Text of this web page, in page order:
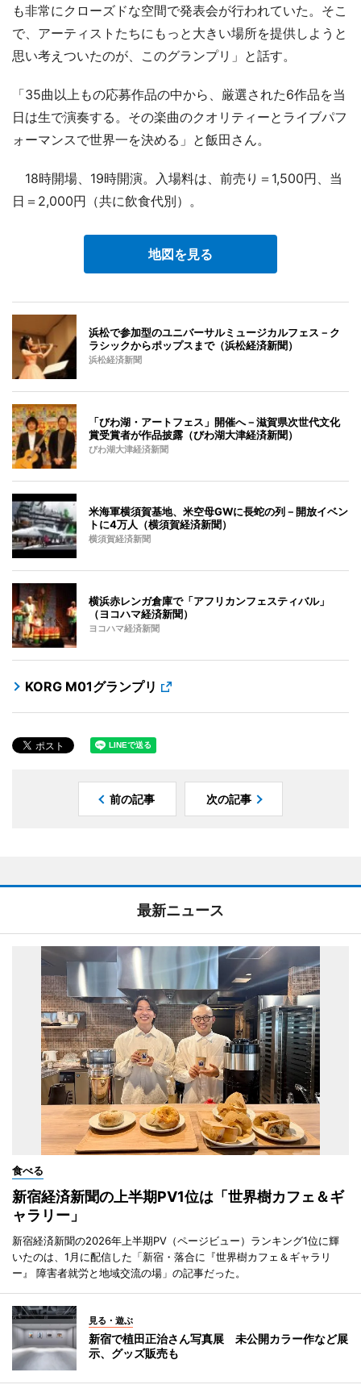
も非常にクローズドな空間で発表会が行われていた。そこ
で、アーティストたちにもっと大きい場所を提供しようと
思い考えついたのが、このグランプリ」と話す。
「35曲以上もの応募作品の中から、厳選された6作品を当
日は生で演奏する。その楽曲のクオリティーとライブパフ
ォーマンスで世界一を決める」と飯田さん。
18時開場、19時開演。入場料は、前売り＝1,500円、当
日＝2,000円（共に飲食代別）。
地図を見る
浜松で参加型のユニバーサルミュージカルフェス－ク
ラシックからポップスまで（浜松経済新聞）
浜松経済新聞
「びわ湖・アートフェス」開催へ－滋賀県次世代文化
賞受賞者が作品披露（びわ湖大津経済新聞）
びわ湖大津経済新聞
米海軍横須賀基地、米空母GWに長蛇の列－開放イベン
トに4万人（横須賀経済新聞）
横須賀経済新聞
横浜赤レンガ倉庫で「アフリカンフェスティバル」
（ヨコハマ経済新聞）
ヨコハマ経済新聞
KORG M01グランプリ
前の記事 次の記事
最新ニュース
食べる
新宿経済新聞の上半期PV1位は「世界樹カフェ＆ギ
ャラリー」
新宿経済新聞の2026年上半期PV（ページビュー）ランキング1位に輝
いたのは、1月に配信した「新宿・落合に『世界樹カフェ＆ギャラリ
ー』 障害者就労と地域交流の場」の記事だった。
見る・遊ぶ
新宿で植田正治さん写真展 未公開カラー作など展
示、グッズ販売も